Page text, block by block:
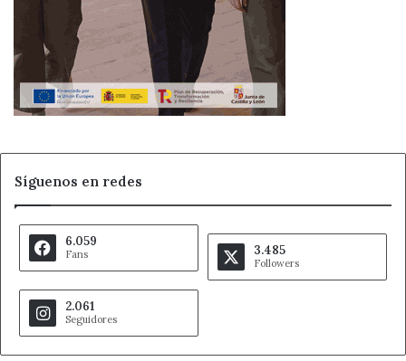
Síguenos en redes
6.059
Fans 3.485
Followers
2.061
Seguidores